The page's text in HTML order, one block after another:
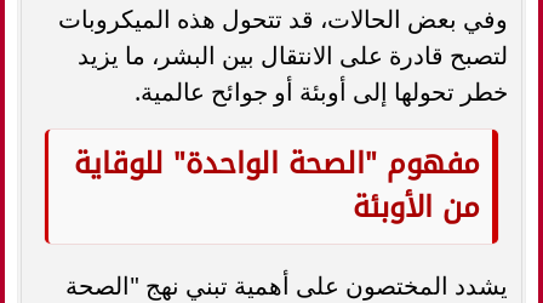
وفي بعض الحالات، قد تتحول هذه الميكروبات
لتصبح قادرة على الانتقال بين البشر، ما يزيد
خطر تحولها إلى أوبئة أو جوائح عالمية.
مفهوم "الصحة الواحدة" للوقاية
من الأوبئة
يشدد المختصون على أهمية تبني نهج "الصحة